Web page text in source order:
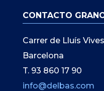
CONTACTO
Carrer de Lluís
Barcelona
T. 93 860 17 90
info@delbas.com